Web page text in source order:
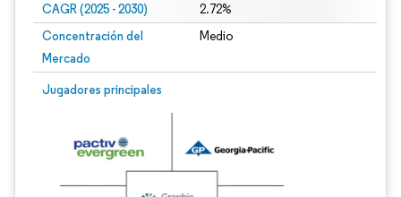
CAGR (2025 - 2030) 2.72%
Concentración del
Mercado
Medio
Jugadores principales